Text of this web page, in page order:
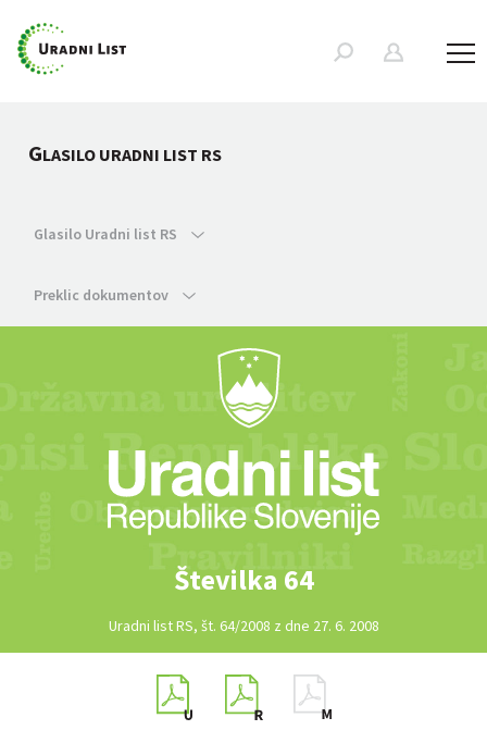
GLASILO URADNI LIST RS
Glasilo Uradni list RS
Preklic dokumentov
Številka 64
Uradni list RS, št. 64/2008 z dne 27. 6. 2008